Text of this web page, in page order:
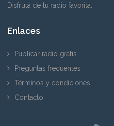
Disfrutá de tu radio favorita.
Enlaces
Publicar radio gratis
Preguntas frecuentes
Términos y condiciones
Contacto